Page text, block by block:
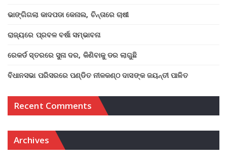
ଭାଙ୍ଗିଗଲା କାଦପଡା କେନାଲ, ଚିନ୍ତାରେ ଚାଷୀ
ରାଜ୍ୟରେ ପ୍ରବଳ ବର୍ଷା ସମ୍ଭାବନା
ରେକର୍ଡ ସ୍ତରରେ ସୁନା ଦର, କିଣିବାକୁ ଡର ଲାଗୁଛି
ବିଧାନସଭା ପରିସରରେ ପଣ୍ଡିତ ନୀଳକଣ୍ଠ ଦାସଙ୍କ ଜୟନ୍ତୀ ପାଳିତ
Recent Comments
Archives